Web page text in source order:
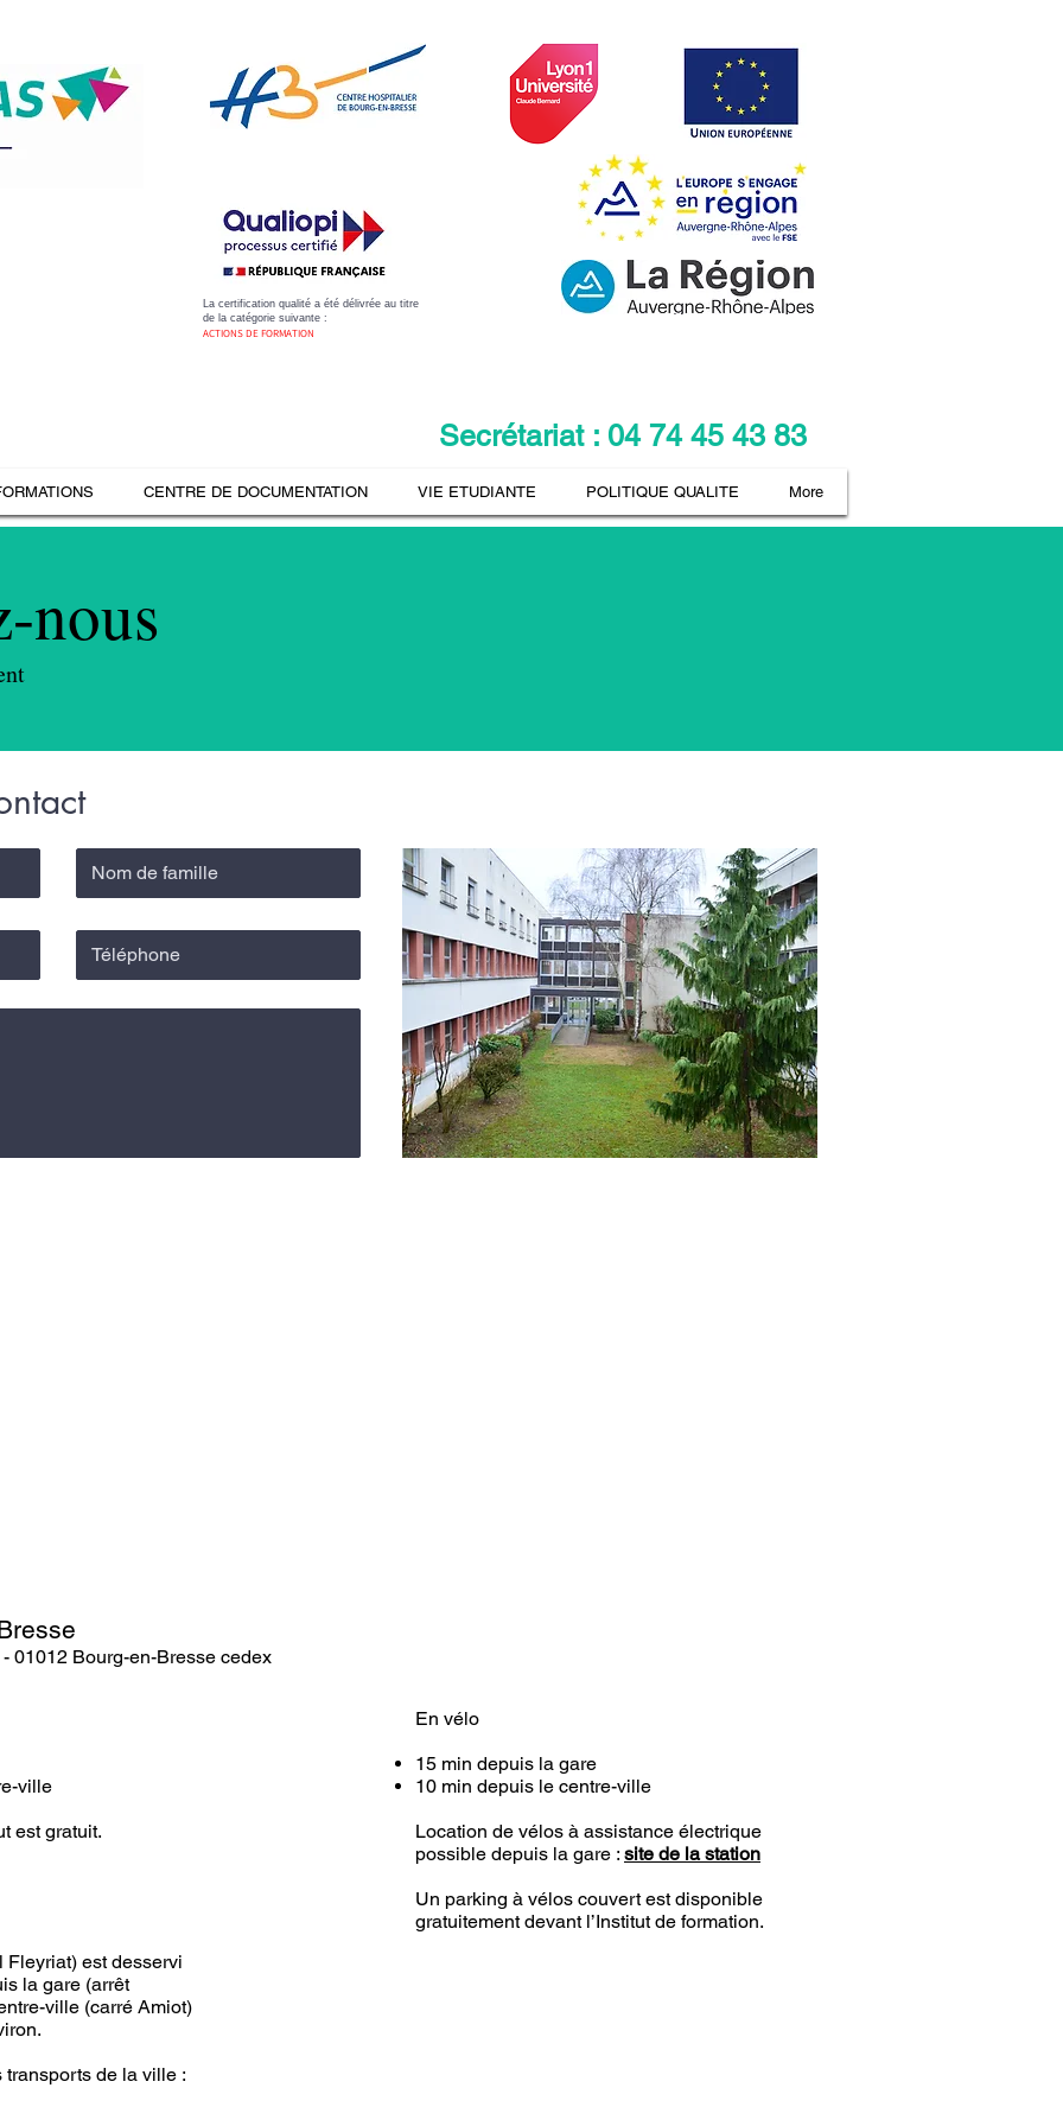
La certification qualité a été délivrée au titre
de la catégorie suivante :
​ACTIONS DE FORMATION
Secrétariat : 04 74 45 43 83
CENTRE DE DOCUMENTATION VIE ETUDIANTE POLITIQUE QUALITE More
nous
ville
est gratuit.
01012 Bourg-en-Bresse cedex
Fleyriat) est desservi
la gare (arrêt
ville (carré Amiot)
de la ville :
En vélo
15 min depuis la gare
10 min depuis le centre-ville
Location de vélos à assistance électrique
possible depuis la gare : site de la station
Un parking à vélos couvert est disponible
gratuitement devant l’Institut de formation.